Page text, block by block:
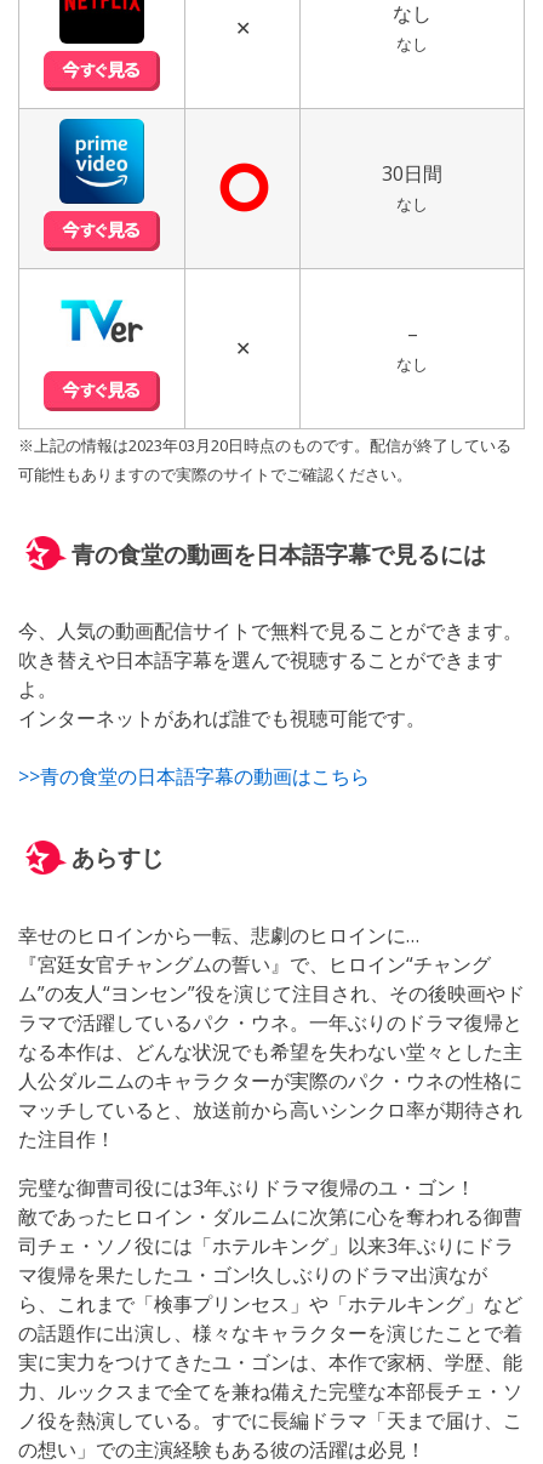
✕
なし
なし
⭘ 30日間
なし
✕
–
なし
※上記の情報は2023年03月20日時点のものです。配信が終了している
可能性もありますので実際のサイトでご確認ください。
青の食堂の動画を日本語字幕で見るには
今、人気の動画配信サイトで無料で見ることができます。
吹き替えや日本語字幕を選んで視聴することができます
よ。
インターネットがあれば誰でも視聴可能です。
>>青の食堂の日本語字幕の動画はこちら
あらすじ
幸せのヒロインから一転、悲劇のヒロインに…
『宮廷女官チャングムの誓い』で、ヒロイン“チャング
ム”の友人“ヨンセン”役を演じて注目され、その後映画やド
ラマで活躍しているパク・ウネ。一年ぶりのドラマ復帰と
なる本作は、どんな状況でも希望を失わない堂々とした主
人公ダルニムのキャラクターが実際のパク・ウネの性格に
マッチしていると、放送前から高いシンクロ率が期待され
た注目作！
完璧な御曹司役には3年ぶりドラマ復帰のユ・ゴン！
敵であったヒロイン・ダルニムに次第に心を奪われる御曹
司チェ・ソノ役には「ホテルキング」以来3年ぶりにドラ
マ復帰を果たしたユ・ゴン!久しぶりのドラマ出演なが
ら、これまで「検事プリンセス」や「ホテルキング」など
の話題作に出演し、様々なキャラクターを演じたことで着
実に実力をつけてきたユ・ゴンは、本作で家柄、学歴、能
力、ルックスまで全てを兼ね備えた完璧な本部長チェ・ソ
ノ役を熱演している。すでに長編ドラマ「天まで届け、こ
の想い」での主演経験もある彼の活躍は必見！